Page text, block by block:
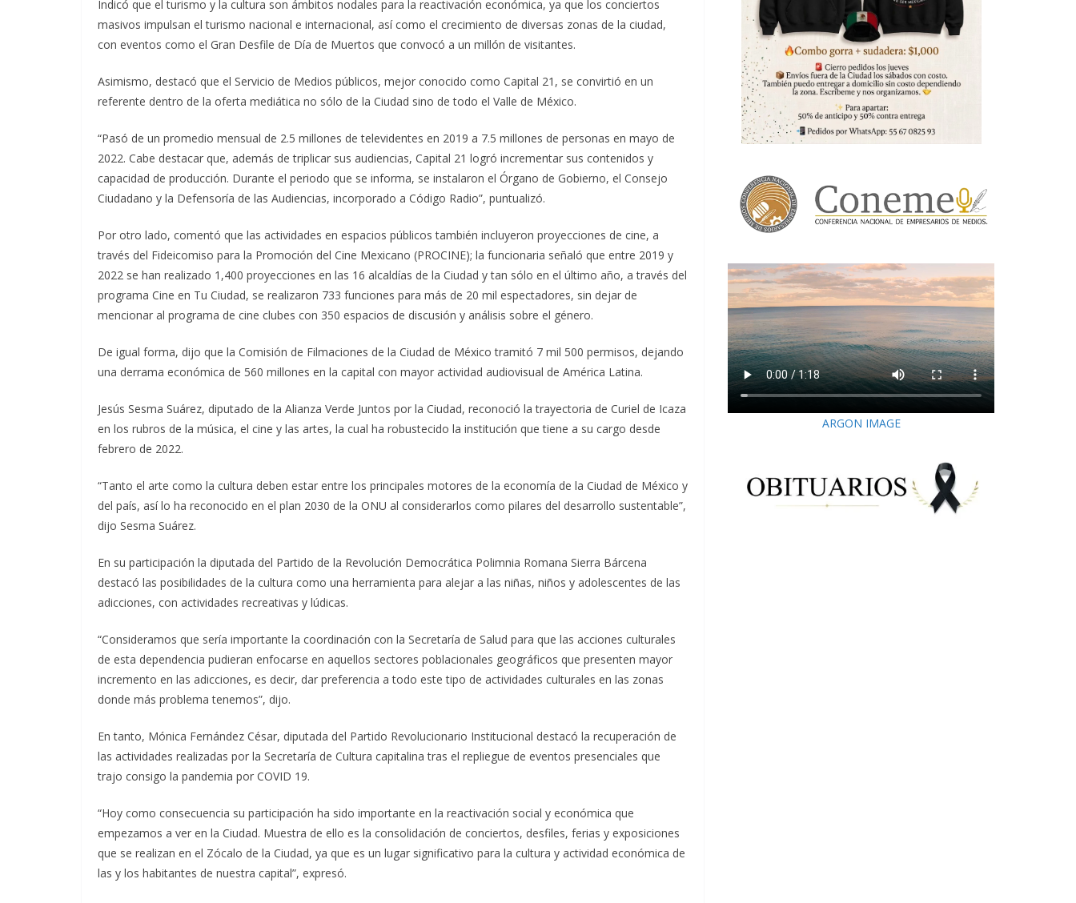
Indicó que el turismo y la cultura son ámbitos nodales para la reactivación económica, ya que los conciertos
masivos impulsan el turismo nacional e internacional, así como el crecimiento de diversas zonas de la ciudad,
con eventos como el Gran Desfile de Día de Muertos que convocó a un millón de visitantes.
Asimismo, destacó que el Servicio de Medios públicos, mejor conocido como Capital 21, se convirtió en un
referente dentro de la oferta mediática no sólo de la Ciudad sino de todo el Valle de México.
“Pasó de un promedio mensual de 2.5 millones de televidentes en 2019 a 7.5 millones de personas en mayo de
2022. Cabe destacar que, además de triplicar sus audiencias, Capital 21 logró incrementar sus contenidos y
capacidad de producción. Durante el periodo que se informa, se instalaron el Órgano de Gobierno, el Consejo
Ciudadano y la Defensoría de las Audiencias, incorporado a Código Radio”, puntualizó.
Por otro lado, comentó que las actividades en espacios públicos también incluyeron proyecciones de cine, a
través del Fideicomiso para la Promoción del Cine Mexicano (PROCINE); la funcionaria señaló que entre 2019 y
2022 se han realizado 1,400 proyecciones en las 16 alcaldías de la Ciudad y tan sólo en el último año, a través del
programa Cine en Tu Ciudad, se realizaron 733 funciones para más de 20 mil espectadores, sin dejar de
mencionar al programa de cine clubes con 350 espacios de discusión y análisis sobre el género.
De igual forma, dijo que la Comisión de Filmaciones de la Ciudad de México tramitó 7 mil 500 permisos, dejando
una derrama económica de 560 millones en la capital con mayor actividad audiovisual de América Latina.
Jesús Sesma Suárez, diputado de la Alianza Verde Juntos por la Ciudad, reconoció la trayectoria de Curiel de Icaza
en los rubros de la música, el cine y las artes, la cual ha robustecido la institución que tiene a su cargo desde
febrero de 2022.
“Tanto el arte como la cultura deben estar entre los principales motores de la economía de la Ciudad de México y
del país, así lo ha reconocido en el plan 2030 de la ONU al considerarlos como pilares del desarrollo sustentable”,
dijo Sesma Suárez.
En su participación la diputada del Partido de la Revolución Democrática Polimnia Romana Sierra Bárcena
destacó las posibilidades de la cultura como una herramienta para alejar a las niñas, niños y adolescentes de las
adicciones, con actividades recreativas y lúdicas.
“Consideramos que sería importante la coordinación con la Secretaría de Salud para que las acciones culturales
de esta dependencia pudieran enfocarse en aquellos sectores poblacionales geográficos que presenten mayor
incremento en las adicciones, es decir, dar preferencia a todo este tipo de actividades culturales en las zonas
donde más problema tenemos”, dijo.
En tanto, Mónica Fernández César, diputada del Partido Revolucionario Institucional destacó la recuperación de
las actividades realizadas por la Secretaría de Cultura capitalina tras el repliegue de eventos presenciales que
trajo consigo la pandemia por COVID 19.
“Hoy como consecuencia su participación ha sido importante en la reactivación social y económica que
empezamos a ver en la Ciudad. Muestra de ello es la consolidación de conciertos, desfiles, ferias y exposiciones
que se realizan en el Zócalo de la Ciudad, ya que es un lugar significativo para la cultura y actividad económica de
las y los habitantes de nuestra capital”, expresó.
ARGON IMAGE